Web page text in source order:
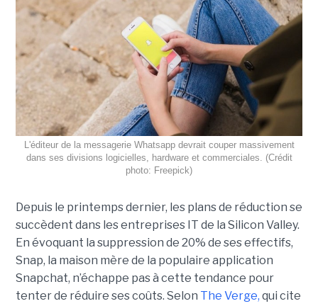
L'éditeur de la messagerie Whatsapp devrait couper massivement
dans ses divisions logicielles, hardware et commerciales. (Crédit
photo: Freepick)
Depuis le printemps dernier, les plans de réduction se
succèdent dans les entreprises IT de la Silicon Valley.
En évoquant la suppression de 20% de ses effectifs,
Snap, la maison mère de la populaire application
Snapchat, n’échappe pas à cette tendance pour
tenter de réduire ses coûts. Selon The Verge, qui cite